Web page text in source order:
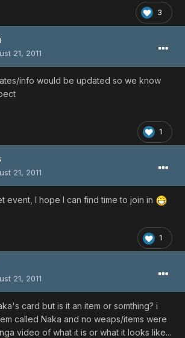
3
21, 2011
info would be updated so we know
1
21, 2011
event, I hope I can find time to join in
1
21, 2011
card but is it an item or somthing? i
called Naka and no weaps/items were
video of what it is or what it looks like...